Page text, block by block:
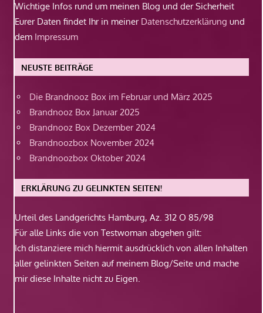
Wichtige Infos rund um meinen Blog und der Sicherheit
Eurer Daten findet Ihr in meiner Datenschutzerklärung und
dem Impressum
NEUSTE BEITRÄGE
Die Brandnooz Box im Februar und März 2025
Brandnooz Box Januar 2025
Brandnooz Box Dezember 2024
Brandnoozbox November 2024
Brandnoozbox Oktober 2024
ERKLÄRUNG ZU GELINKTEN SEITEN!
Urteil des Landgerichts Hamburg, Az. 312 O 85/98
Für alle Links die von Testwoman abgehen gilt:
Ich distanziere mich hiermit ausdrücklich von allen Inhalten
aller gelinkten Seiten auf meinem Blog/Seite und mache
mir diese Inhalte nicht zu Eigen.